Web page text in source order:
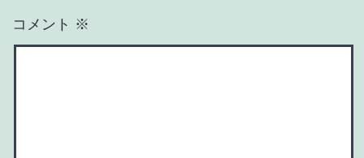
コメント ※